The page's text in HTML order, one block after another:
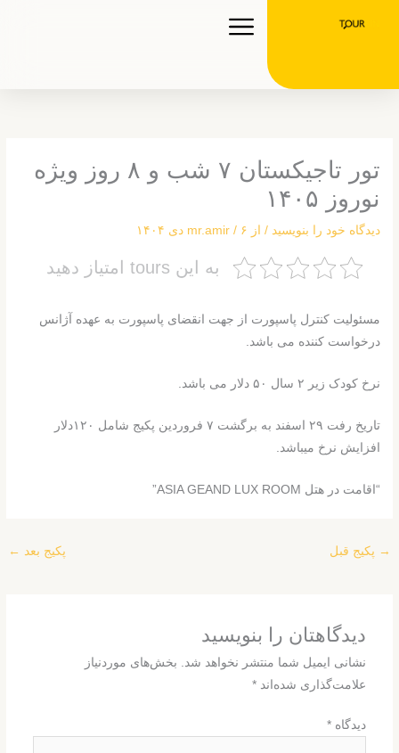
تور تاجیکستان ۷ شب و ۸ روز ویژه
نوروز ۱۴۰۵
دیدگاه‌ خود را بنویسید / از mr.amir / ۶ دی ۱۴۰۴
به این tours امتیاز دهید
مسئولیت کنترل پاسپورت از جهت انقضای پاسپورت به عهده آژانس
درخواست کننده می باشد.
نرخ کودک زیر ۲ سال ۵۰ دلار می باشد.
تاریخ رفت ۲۹ اسفند به برگشت ۷ فروردین پکیج شامل ۱۲۰دلار
افزایش نرخ میباشد.
“اقامت در هتل ASIA GEAND LUX ROOM”
→ پکیج قبل پکیج بعد ←
دیدگاهتان را بنویسید
نشانی ایمیل شما منتشر نخواهد شد.
بخش‌های موردنیاز
علامت‌گذاری شده‌اند *
دیدگاه *